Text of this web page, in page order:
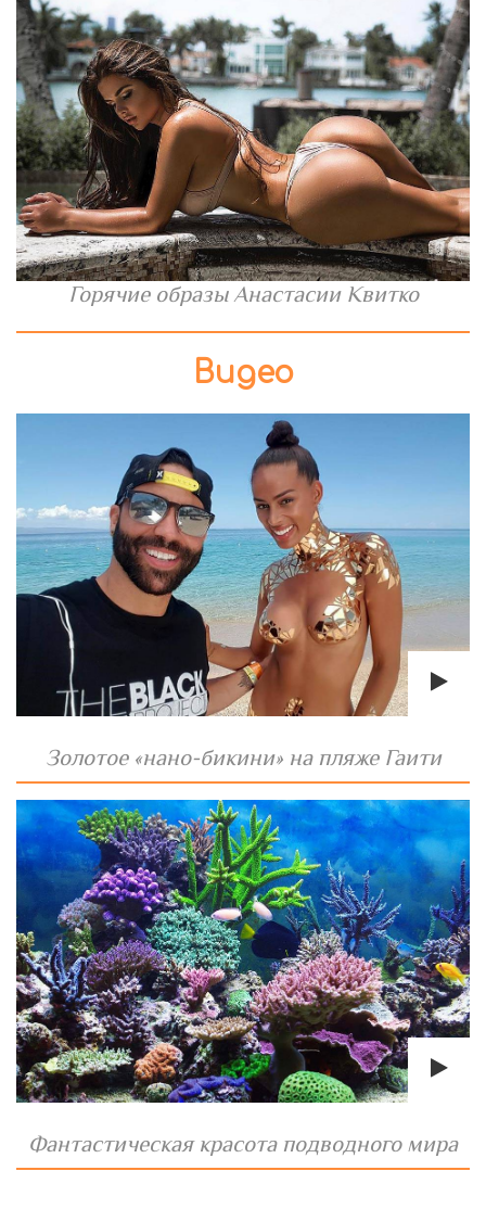
Горячие образы Анастасии Квитко
Видео
Золотое «нано-бикини» на пляже Гаити
Фантастическая красота подводного мира